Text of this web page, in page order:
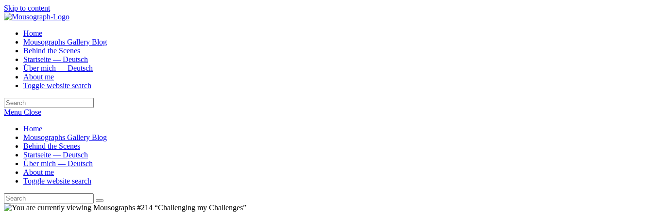
Skip to content
Home
Mousographs Gallery Blog
Behind the Scenes
Startseite — Deutsch
Über mich — Deutsch
About me
Toggle website search
Menu Close
Home
Mousographs Gallery Blog
Behind the Scenes
Startseite — Deutsch
Über mich — Deutsch
About me
Toggle website search